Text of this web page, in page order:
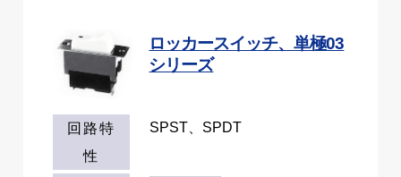
ロッカースイッチ、単極03
シリーズ
回路特
性
SPST、SPDT